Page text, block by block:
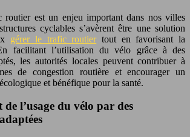
routier est un enjeu important dans nos villes
cyclables s’avèrent être une solution
gérer le trafic routier tout en favorisant la
facilitant l’utilisation du vélo grâce à des
les autorités locales peuvent contribuer à
de congestion routière et encourager un
et bénéfique pour la santé.
l’usage du vélo par des